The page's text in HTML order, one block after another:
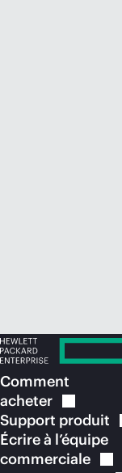
Comment
acheter
Support produit
Écrire à l’équipe
commerciale